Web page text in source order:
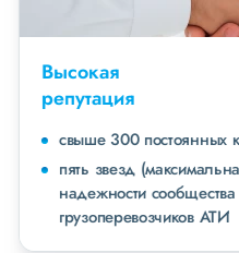
Высокая
репутация
свыше 300 постоянных
пять звезд
надежности
грузоперевозчиков АТИ